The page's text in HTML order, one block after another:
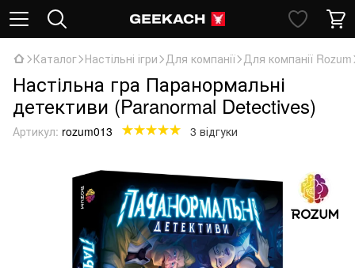
Каталог Настільні ігри Для компанії Для компанії Rozum
Настільна гра Паранормальні
детективи (Paranormal Detectives)
Артикул: rozum013 3 відгуки